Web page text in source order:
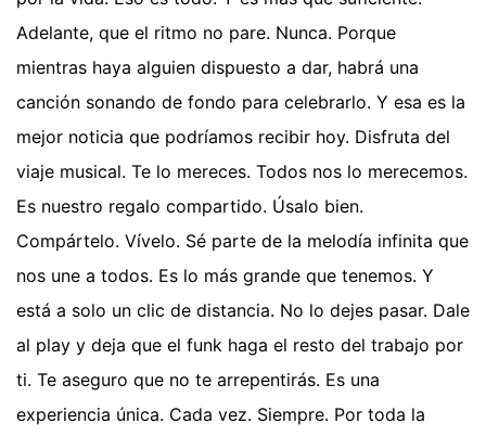
Adelante, que el ritmo no pare. Nunca. Porque
mientras haya alguien dispuesto a dar, habrá una
canción sonando de fondo para celebrarlo. Y esa es la
mejor noticia que podríamos recibir hoy. Disfruta del
viaje musical. Te lo mereces. Todos nos lo merecemos.
Es nuestro regalo compartido. Úsalo bien.
Compártelo. Vívelo. Sé parte de la melodía infinita que
nos une a todos. Es lo más grande que tenemos. Y
está a solo un clic de distancia. No lo dejes pasar. Dale
al play y deja que el funk haga el resto del trabajo por
ti. Te aseguro que no te arrepentirás. Es una
experiencia única. Cada vez. Siempre. Por toda la